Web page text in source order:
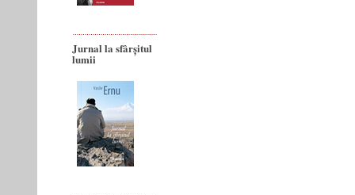
Jurnal la sfârșitul
lumii